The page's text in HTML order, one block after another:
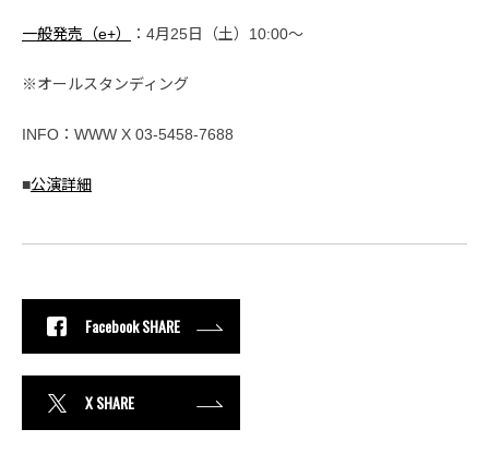
一般発売（e+） ：4月25日（土）10:00〜
※オールスタンディング
INFO：WWW X 03-5458-7688
■公演詳細
Facebook SHARE
X SHARE